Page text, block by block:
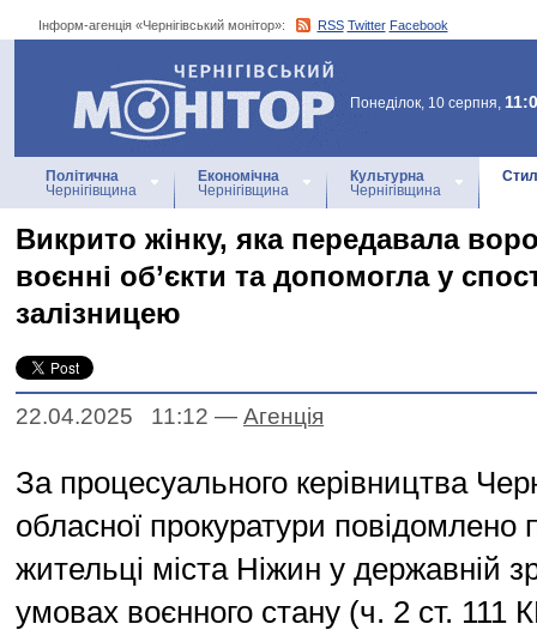
Інформ-агенція «Чернігівський монітор»: RSS Twitter Facebook
Інформ-агенція
«Чернігівський монітор»
Понеділок, 10 серпня,
Політична
Чернігівщина
Економічна
Чернігівщина
Культурна
Чернігівщина
Викрито жінку, яка передавала
воєнні об’єкти та допомогла у
залізницею
22.04.2025 11:12 — Агенцiя
За процесуального керівництва
обласної прокуратури повідомлено
жительці міста Ніжин у державній
умовах воєнного стану (ч. 2 ст. 111